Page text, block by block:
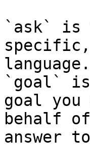
`ask` is
language.
`goal` is
goal
behalf
answer